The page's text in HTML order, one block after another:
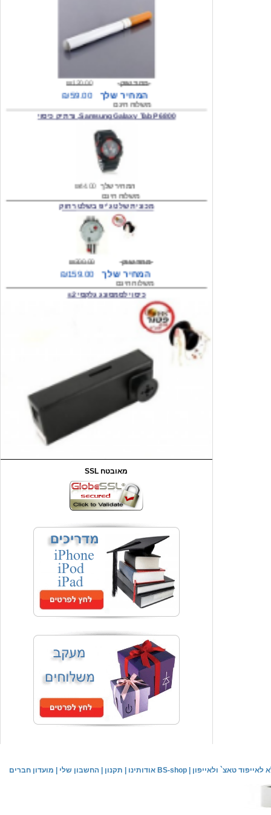
₪120.00
משלוח חינם
Samsung Galaxy Tab P6800, נרתיק כיסוי
המחיר שלך
משלוח חינם
₪300.00 מחיר שוק
₪159.00
כיסוי לסמסונג גלקסי s2
₪59.00
₪90.00 מחיר שוק
המחיר שלך
כיסוי אחורי לאייפון 4/4S
₪59.00
המחיר שלך
משלוח חינם
שעון יד אופנתי
₪59.00
המחיר שלך
משלוח חינם
שעון יד לילדים \ הלו קיטי - לבן
מחיר שוק
המחיר שלך
SSL מאובטח
מועדון חברים החשבון שלי תקנון אודותינו BS-shop טאצ` ולאייפון